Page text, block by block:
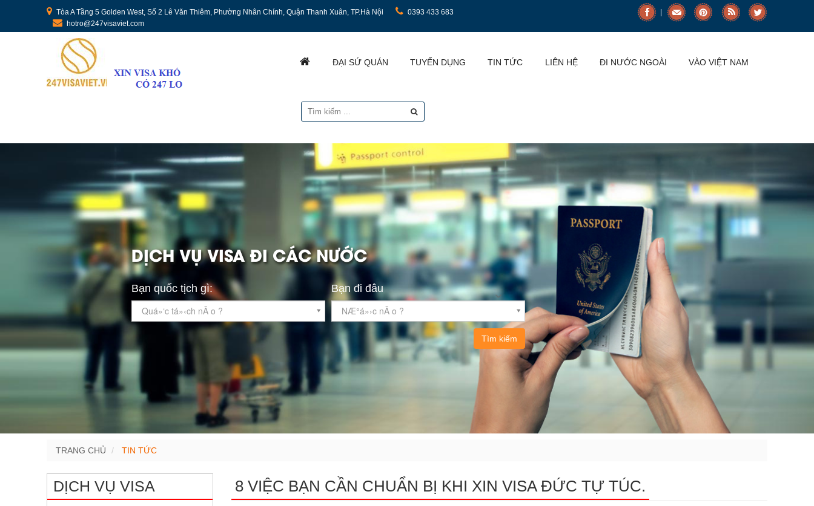
Tòa A Tầng 5 Golden West, Số 2 Lê Văn Thiêm, Phường Nhân Chính, Quận Thanh Xuân, TP.Hà Nội
0393 433 683
hotro@247visaviet.com
ĐẠI SỨ QUÁN TUYỂN DỤNG TIN TỨC LIÊN HỆ ĐI NƯỚC NGOÀI VÀO VIỆT NAM
DỊCH VỤ VISA ĐI CÁC NƯỚC
Bạn quốc tịch gì:
Quá»‘c tá»‹ch nÃ o ?
Bạn đi đâu
NÆ°á»›c nÃ o ?
Tìm kiếm
TRANG CHỦ TIN TỨC
DỊCH VỤ VISA 8 VIỆC BẠN CẦN CHUẨN BỊ KHI XIN VISA ĐỨC TỰ TÚC.